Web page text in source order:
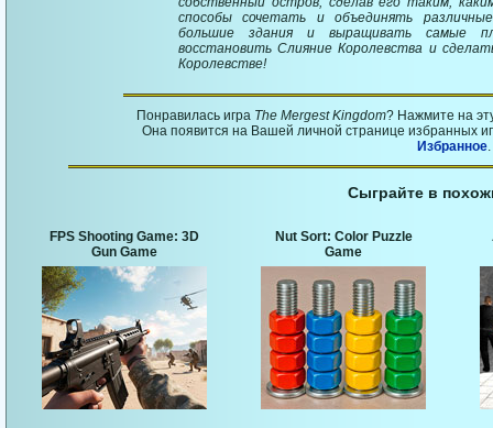
способы сочетать и объединять
большие здания и выращивать самые
восстановить Слияние Королевства и
Королевстве!
Понравилась игра The Mergest Kingdom? Нажмите на
Она появится на Вашей личной странице избранных
Избранное.
Сыграйте в
FPS Shooting Game: 3D
Gun Game
Nut Sort: Color Puzzle
Game